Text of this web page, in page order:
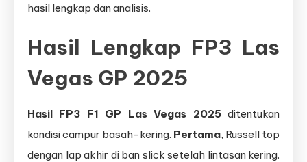
hasil lengkap dan analisis.
Hasil Lengkap FP3 Las
Vegas GP 2025
Hasil FP3 F1 GP Las Vegas 2025ditentukan
kondisi campur basah-kering. Pertama, Russell top
dengan lap akhir di ban slick setelah lintasan kering.